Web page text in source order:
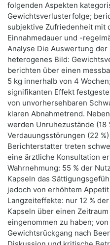
folgenden Aspekten
Gewichtsverlusterfolge;
subjektive Zufriedenheit mit
Einnahmedauer und -
Analyse Die Auswertung
heterogenes Bild:
berichten über einen
5 kg innerhalb von 4
signifikanten Effekt
von unvorhersehbaren
klaren Abnahmetrend.
werden Unruhezustände (18
Verdauungsstörungen (22
Berichterstatter treten
eine ärztliche Konsultation
Wahrnehmung: 55 % der
Kapseln das
jedoch von erhöhtem
Langzeiteffekte: nur 12 %
Kapseln über einen
eingenommen zu haben;
Gewichtsrückgang nach